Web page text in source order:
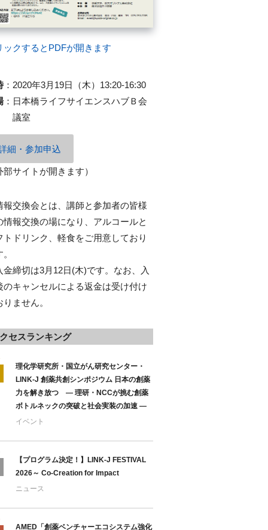
ックするとPDFが開きます
： 2020年3月19日（木）13:20-16:30
： 日本橋ライフサイエンスハブＢ会
議室
細・参加申込
部サイトが開きます）
交換会とは、講師と参加者の皆様
情報交換の場になり、アルコールと
トドリンク、軽⾷をご⽤意しており
締切は3月12日(木)です。なお、入
のキャンセルによる返金は受け付け
りません。
セスランキング
理化学研究所・国立がん研究センター・
LINK-J 創薬共創シンポジウム 日本の創薬
力を解き放つ ― 理研・NCCが挑む創薬
ボトルネックの突破と社会実装の加速 ―
イベント
【プログラム決定！】LINK-J FESTIVAL
2026～ Co-Creation for Impact
ニュース
AMED「創薬ベンチャーエコシステム強化